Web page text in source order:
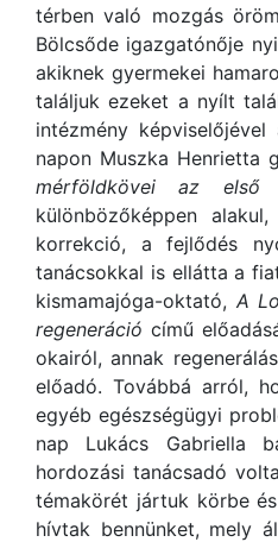
térben való mozgás
Bölcsőde igazgatónője
akiknek gyermekei
találjuk ezeket a nyílt
intézmény
napon Muszka
mérföldkövei az
különbözőképpen
korrekció, a fejlődés
tanácsokkal is ellátta a
kismamajóga-oktató, A
regeneráció című
okairól, annak
előadó. Továbbá arról,
egyéb egészségügyi
nap Lukács Gabriella
hordozási tanácsadó
témakörét jártuk körbe
hívtak bennünket, mely